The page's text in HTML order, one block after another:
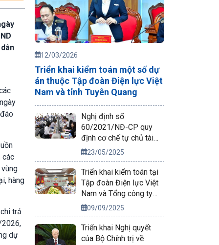
các
hàng
trả
2026,
dự
12/03/2026
Triển khai kiểm toán một số dự
án thuộc Tập đoàn Điện lực Việt
Nam và tỉnh Tuyên Quang
Nghị định số
60/2021/NĐ-CP quy
định cơ chế tự chủ tài
chính của đơn vị sự
nghiệp công lập
23/05/2025
Triển khai kiểm toán tại
Tập đoàn Điện lực Việt
Nam và Tổng công ty
Phát điện 2
09/09/2025
Triển khai Nghị quyết
của Bộ Chính trị về